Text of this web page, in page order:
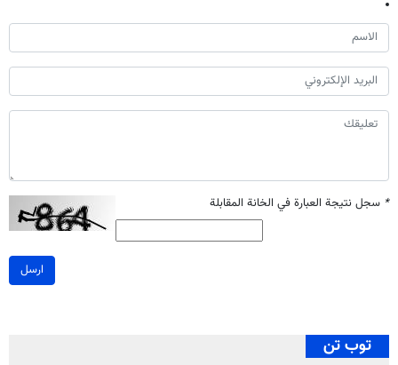
* سجل نتيجة العبارة في الخانة المقابلة
ارسل
توب تن